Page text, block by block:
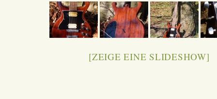
[ZEIGE EINE SLIDESHOW]